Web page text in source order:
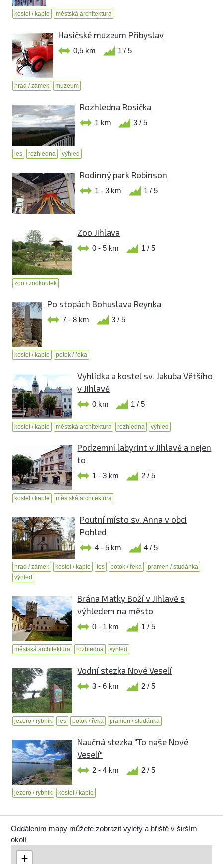
kostel / kaple městská architektura
Hasičské muzeum Přibyslav
0,5 km 1 / 5
hrad / zámek muzeum
Rozhledna Rosička
1 km 3 / 5
les rozhledna výhled
Rodinný park Robinson
1 - 3 km 1 / 5
Zoo Jihlava
0 - 5 km 1 / 5
zoo / zookoutek
Po stopách Bohuslava Reynka
7 - 8 km 3 / 5
kostel / kaple potok / řeka
Vyhlídka a kostel sv. Jakuba Většího
v Jihlavě
0 km 1 / 5
kostel / kaple městská architektura rozhledna výhled
Podzemní labyrint v Jihlavě a nejen
to
1 - 3 km 2 / 5
kostel / kaple městská architektura
Poutní místo sv. Anna v obci
Pohled
4 - 5 km 4 / 5
hrad / zámek kostel / kaple les potok / řeka
pramen / studánka
výhled
Brána Matky Boží v Jihlavě s
výhledem na město
0 - 1 km 1 / 5
městská architektura rozhledna výhled
Vodní stezka Nové Veselí
3 - 6 km 2 / 5
jezero / rybník les potok / řeka pramen / studánka
Naučná stezka "To naše Nové
Veselí"
2 - 4 km 2 / 5
jezero / rybník kostel / kaple
Oddálením mapy můžete zobrazit výlety a hřiště v širším
okolí
+